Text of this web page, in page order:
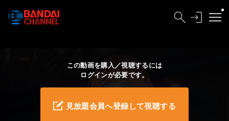
この動画を購入／視聴するには
ログインが必要です。
見放題会員へ登録して視聴する